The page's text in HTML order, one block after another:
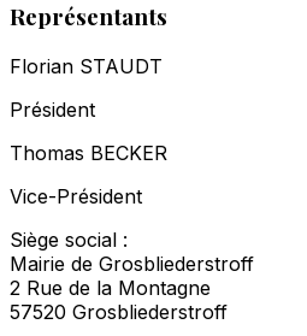
Représentants
Florian STAUDT
Président
Thomas BECKER
Vice-Président
Siège social :
Mairie de Grosbliederstroff
2 Rue de la Montagne
57520 Grosbliederstroff